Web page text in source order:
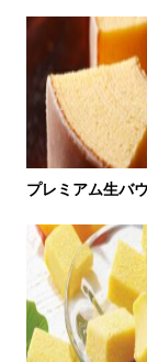
プレミアム生バ